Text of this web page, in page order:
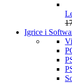
Igrice i